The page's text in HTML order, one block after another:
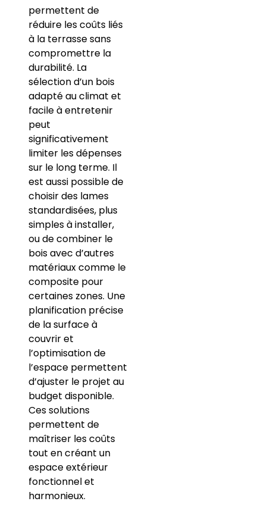
permettent de
réduire les coûts liés
à la terrasse sans
compromettre la
durabilité. La
sélection d’un bois
adapté au climat et
facile à entretenir
peut
significativement
limiter les dépenses
sur le long terme. Il
est aussi possible de
choisir des lames
standardisées, plus
simples à installer,
ou de combiner le
bois avec d’autres
matériaux comme le
composite pour
certaines zones. Une
planification précise
de la surface à
couvrir et
l’optimisation de
l’espace permettent
d’ajuster le projet au
budget disponible.
Ces solutions
permettent de
maîtriser les coûts
tout en créant un
espace extérieur
fonctionnel et
harmonieux.